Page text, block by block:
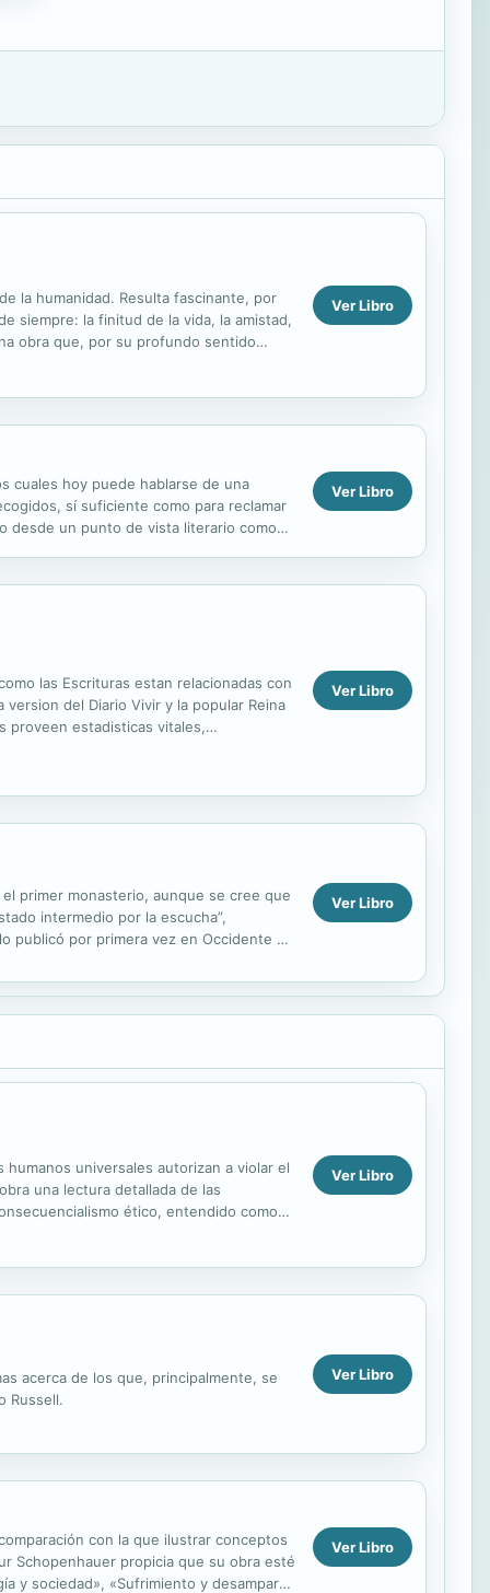
la humanidad. Resulta fascinante, por
siempre: la finitud de la vida, la amistad,
obra que, por su profundo sentido
Ver Libro
cuales hoy puede hablarse de una
sí suficiente como para reclamar
desde un punto de vista literario como
Ver Libro
las Escrituras estan relacionadas con
del Diario Vivir y la popular Reina
proveen estadisticas vitales,
Ver Libro
primer monasterio, aunque se cree que
intermedio por la escucha”,
publicó por primera vez en Occidente en
Ver Libro
universales autorizan a violar el
una lectura detallada de las
ético, entendido como
Ver Libro
acerca de los que, principalmente, se
Russell.
Ver Libro
con la que ilustrar conceptos
Schopenhauer propicia que su obra esté
y sociedad», «Sufrimiento y desamparo»
Ver Libro